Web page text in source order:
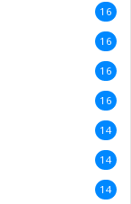
16
16
16
16
14
14
14